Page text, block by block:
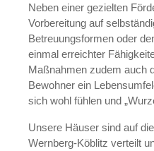
Neben einer gezielten
Vorbereitung auf
Betreuungsformen oder
einmal erreichter
Maßnahmen zudem auch
Bewohner ein
sich wohl fühlen und
Unsere Häuser sind auf
Wernberg-Köblitz verteilt